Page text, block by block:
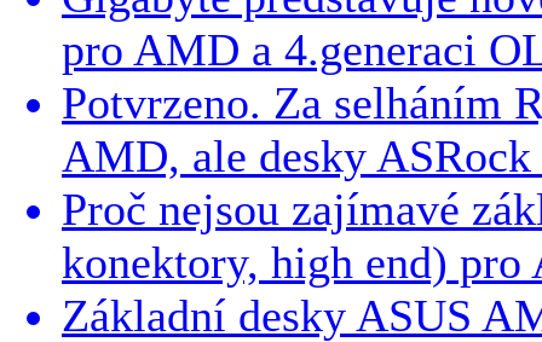
pro AMD a 4.generaci
Potvrzeno. Za selháním
AMD, ale desky ASRock
Proč nejsou zajímavé
konektory, high end)
Základní desky ASUS